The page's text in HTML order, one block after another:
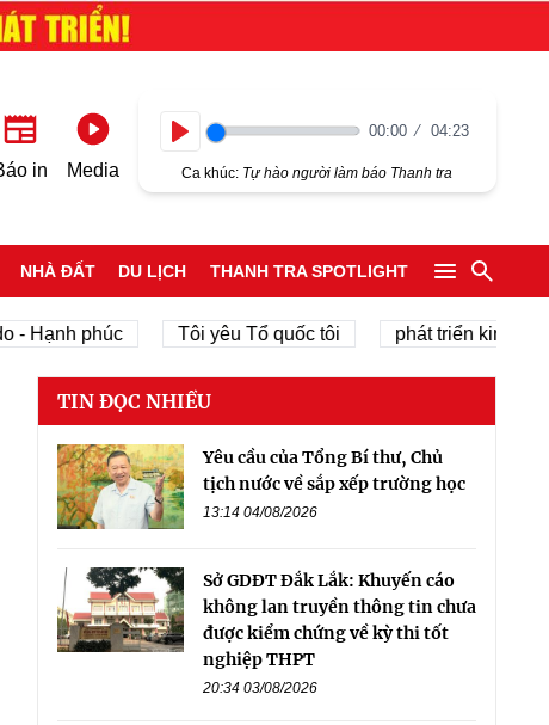
in Media
00:00 04:23
Ca khúc: Tự hào người làm báo Thanh tra
NHÀ ĐẤT DU LỊCH THANH TRA SPOTLIGHT
phúc Tôi yêu Tổ quốc tôi phát triển kinh tế tư
TIN ĐỌC NHIỀU
Yêu cầu của Tổng Bí thư, Chủ
tịch nước về sắp xếp trường học
13:14 04/08/2026
Sở GDĐT Đắk Lắk: Khuyến cáo
không lan truyền thông tin chưa
được kiểm chứng về kỳ thi tốt
nghiệp THPT
20:34 03/08/2026